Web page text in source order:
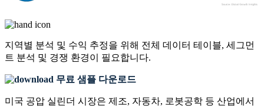
지역별 분석 및 수익 추정을 위해 전체 데이터 테이블, 세그먼
트 분석 및 경쟁 환경이 필요합니다.
무료 샘플 다운로드
미국 공압 실린더 시장은 제조, 자동차, 로봇공학 등 산업에서